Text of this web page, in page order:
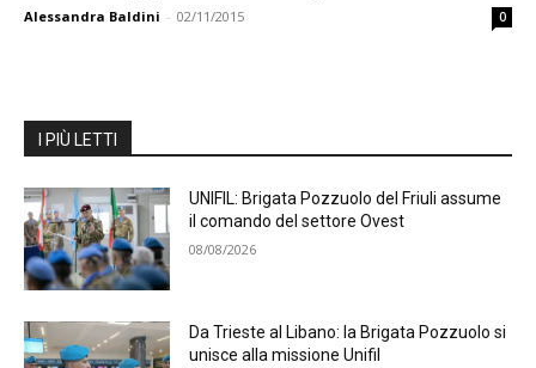
Alessandra Baldini - 02/11/2015 0
I PIÙ LETTI
UNIFIL: Brigata Pozzuolo del Friuli assume
il comando del settore Ovest
08/08/2026
Da Trieste al Libano: la Brigata Pozzuolo si
unisce alla missione Unifil